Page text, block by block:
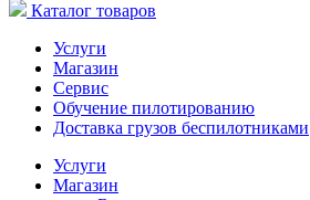
Каталог товаров
Услуги
Магазин
Сервис
Обучение пилотированию
Доставка грузов беспилотниками
Услуги
Магазин